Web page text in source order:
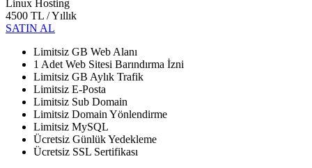
Linux Hosting
4500 TL / Yıllık
SATIN AL
Limitsiz GB Web Alanı
1 Adet Web Sitesi Barındırma İzni
Limitsiz GB Aylık Trafik
Limitsiz E-Posta
Limitsiz Sub Domain
Limitsiz Domain Yönlendirme
Limitsiz MySQL
Ücretsiz Günlük Yedekleme
Ücretsiz SSL Sertifikası